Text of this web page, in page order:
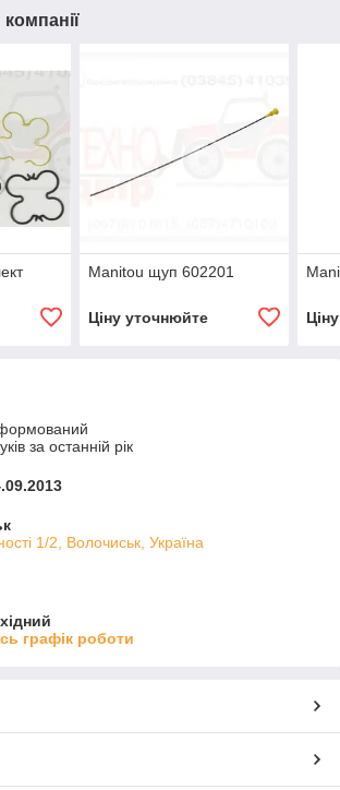
Manitou щуп 602201
Ціну уточнюйте
за останній рік
1/2, Волочиськ, Україна
графік роботи